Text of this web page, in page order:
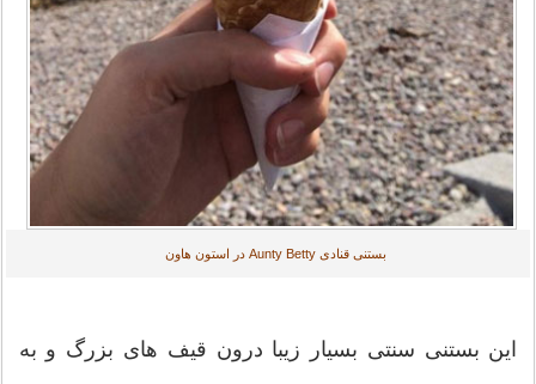
بستنی قنادی Aunty Betty در استون هاون
این بستنی سنتی بسیار زیبا درون قیف های بزرگ و به